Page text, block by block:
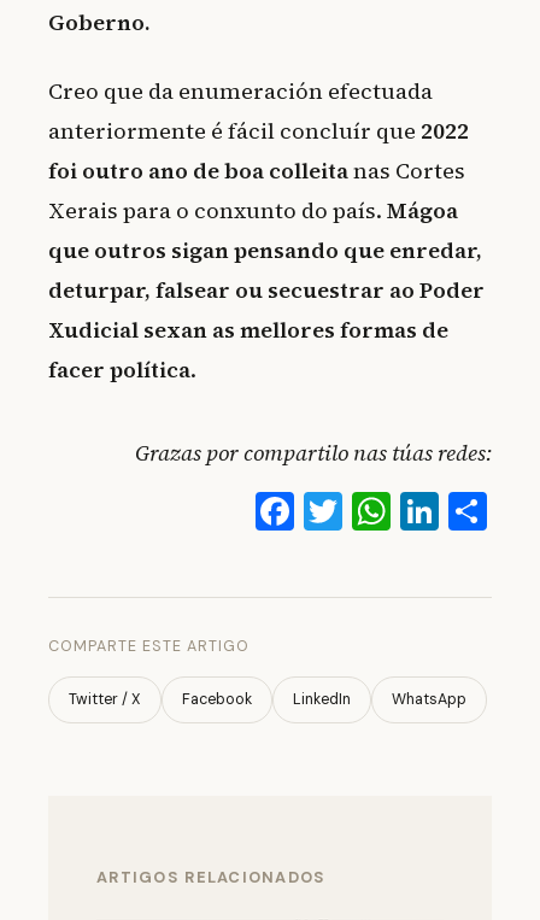
Goberno.
Creo que da enumeración efectuada
anteriormente é fácil concluír que 2022
foi outro ano de boa colleitanas Cortes
Xerais para o conxunto do país. Mágoa
que outros sigan pensando que enredar,
deturpar, falsear ou secuestrar ao Poder
Xudicial sexan as mellores formas de
facer política.
Grazas por compartilo nas túas redes:
Facebook
Twitter
COMPARTE ESTE ARTIGO
Twitter / X Facebook LinkedIn WhatsApp
ARTIGOS RELACIONADOS